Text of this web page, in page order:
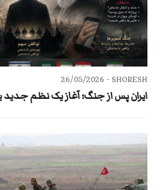
SHORESH -
26/05/2026
ایران پس از جنگ؛ آغاز یک نظم جدید